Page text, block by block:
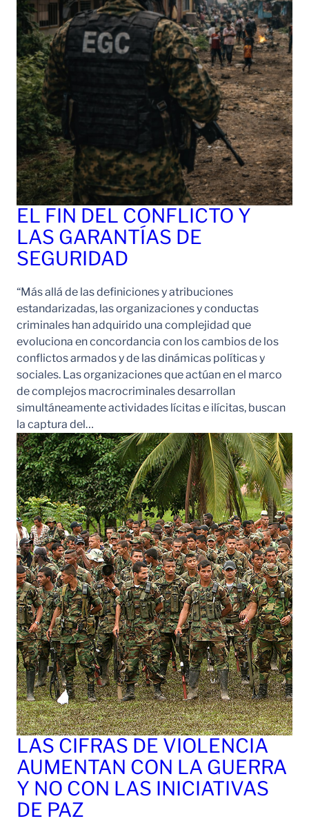
EL FIN DEL CONFLICTO Y
LAS GARANTÍAS DE
SEGURIDAD
“Más allá de las definiciones y atribuciones
estandarizadas, las organizaciones y conductas
criminales han adquirido una complejidad que
evoluciona en concordancia con los cambios de los
conflictos armados y de las dinámicas políticas y
sociales. Las organizaciones que actúan en el marco
de complejos macrocriminales desarrollan
simultáneamente actividades lícitas e ilícitas, buscan
la captura del…
LAS CIFRAS DE VIOLENCIA
AUMENTAN CON LA GUERRA
Y NO CON LAS INICIATIVAS
DE PAZ